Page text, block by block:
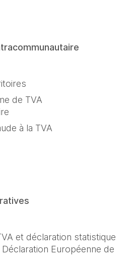
de TVA
à la TVA
et déclaration statistique
Européenne de